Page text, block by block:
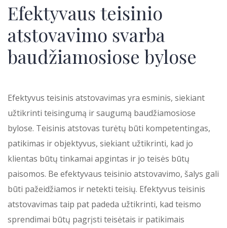
Efektyvaus teisinio
atstovavimo svarba
baudžiamosiose bylose
Efektyvus teisinis atstovavimas yra esminis, siekiant
užtikrinti teisingumą ir saugumą baudžiamosiose
bylose. Teisinis atstovas turėtų būti kompetentingas,
patikimas ir objektyvus, siekiant užtikrinti, kad jo
klientas būtų tinkamai apgintas ir jo teisės būtų
paisomos. Be efektyvaus teisinio atstovavimo, šalys gali
būti pažeidžiamos ir netekti teisių. Efektyvus teisinis
atstovavimas taip pat padeda užtikrinti, kad teismo
sprendimai būtų pagrįsti teisėtais ir patikimais